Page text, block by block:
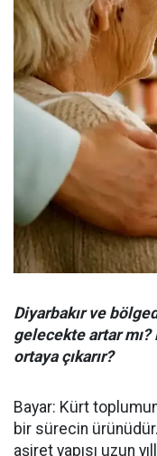
Diyarbakır ve
gelecekte artar mı?
ortaya çıkarır?
Bayar: Kürt
bir sürecin
aşiret yapısı uzun